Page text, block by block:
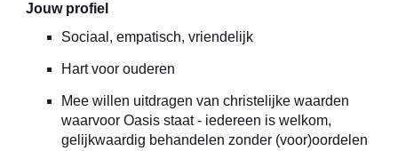
Jouw profiel
Sociaal, empatisch, vriendelijk
Hart voor ouderen
Mee willen uitdragen van christelijke waarden
waarvoor Oasis staat - iedereen is welkom,
gelijkwaardig behandelen zonder (voor)oordelen